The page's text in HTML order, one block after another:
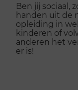
Ben jij sociaal,
handen uit de
opleiding in
kinderen of
anderen het
er is!